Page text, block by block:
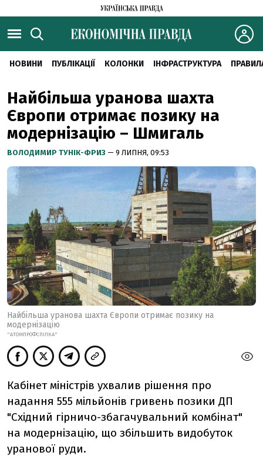
НОВИНИ ПУБЛІКАЦІЇ КОЛОНКИ ІНФРАСТРУКТУРА
Найбільша уранова шахта
Європи отримає позику на
модернізацію – Шмигаль
ВОЛОДИМИР ТУНІК-ФРИЗ — 9 ЛИПНЯ, 09:53
Найбільша уранова шахта Європи отримає позику на
модернізацію
"АТОМПРОФСПІЛКА"
Кабінет міністрів ухвалив рішення про
надання 555 мільйонів гривень позики ДП
"Східний гірничо-збагачувальний комбінат"
на модернізацію, що збільшить видобуток
уранової руди.